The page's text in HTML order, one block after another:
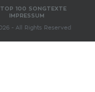
TOP 100 SONGTEXTE
IMPRESSUM
- All Rights Reserved